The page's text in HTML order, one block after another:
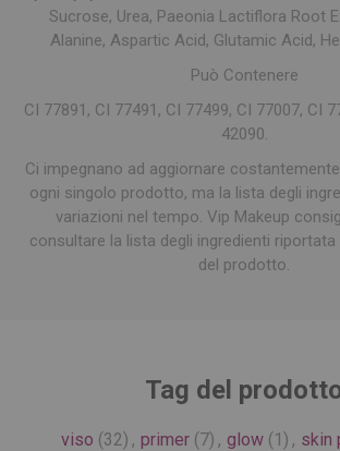
Sucrose, Urea, Paeonia Lactiflora Root
Alanine, Aspartic Acid, Glutamic Acid,
Può Contenere
CI 77891, CI 77491, CI 77499, CI 77007, CI
42090.
Ci impegnano ad aggiornare
ogni singolo prodotto, ma la lista degli
variazioni nel tempo. Vip Makeup
consultare la lista degli ingredienti
del prodotto.
Tag del
viso (32) , primer (7) , glow (1) , skin